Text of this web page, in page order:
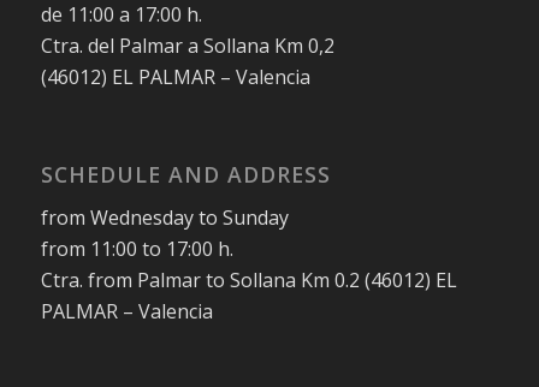
de 11:00 a 17:00 h.
Ctra. del Palmar a Sollana Km 0,2
(46012) EL PALMAR – Valencia
SCHEDULE AND ADDRESS
from Wednesday to Sunday
from 11:00 to 17:00 h.
Ctra. from Palmar to Sollana Km 0.2 (46012) EL
PALMAR – Valencia